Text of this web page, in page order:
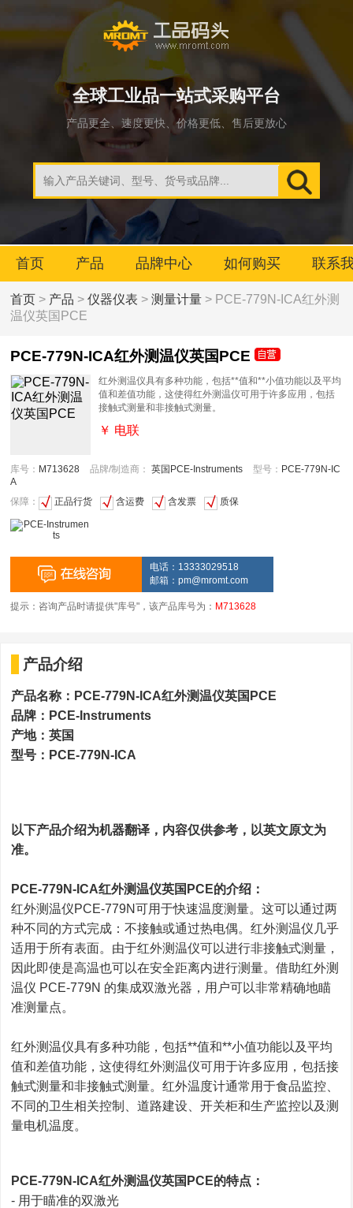
全球工业品一站式采购平台
产品更全、速度更快、价格更低、售后更放心
首页 产品 品牌中心 如何购买 联系
首页 > 产品 >仪器仪表 >测量计量 > PCE-779N-ICA红外测
温仪英国PCE
PCE-779N-ICA红外测温仪英国PCE
红外测温仪具有多种功能，包括**值和**小值功能以及平均
值和差值功能，这使得红外测温仪可用于许多应用，包括
接触式测量和非接触式测量。
￥ 电联
库号： M713628 品牌/制造商： 英国PCE-Instruments 型号： PCE-779N-IC
A
保障：
正品行货 含运费 含发票 质保
电话：13333029518
邮箱：pm@mromt.com
提示：咨询产品时请提供"库号"，该产品库号为： M713628
产品介绍
产品名称：PCE-779N-ICA红外测温仪英国PCE
品牌：PCE-Instruments
产地：英国
型号：PCE-779N-ICA
以下产品介绍为机器翻译，内容仅供参考，以英文原文为
准。
PCE-779N-ICA红外测温仪英国PCE的介绍：
红外测温仪PCE-779N可用于快速温度测量。这可以通过两
种不同的方式完成：不接触或通过热电偶。红外测温仪几乎
适用于所有表面。由于红外测温仪可以进行非接触式测量，
因此即使是高温也可以在安全距离内进行测量。借助红外测
温仪 PCE-779N 的集成双激光器，用户可以非常精确地瞄
准测量点。
红外测温仪具有多种功能，包括**值和**小值功能以及平均
值和差值功能，这使得红外测温仪可用于许多应用，包括接
触式测量和非接触式测量。红外温度计通常用于食品监控、
不同的卫生相关控制、道路建设、开关柜和生产监控以及测
量电机温度。
PCE-779N-ICA红外测温仪英国PCE的特点：
- 用于瞄准的双激光